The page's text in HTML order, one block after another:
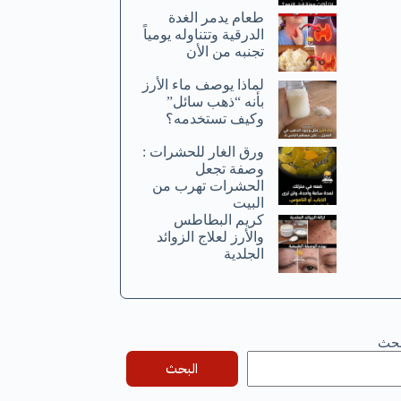
طعام يدمر الغدة
الدرقية وتتناوله يومياً
تجنبه من الأن
لماذا يوصف ماء الأرز
بأنه “ذهب سائل”
وكيف تستخدمه؟
ورق الغار للحشرات :
وصفة تجعل
الحشرات تهرب من
البيت
كريم البطاطس
والأرز لعلاج الزوائد
الجلدية
البحث